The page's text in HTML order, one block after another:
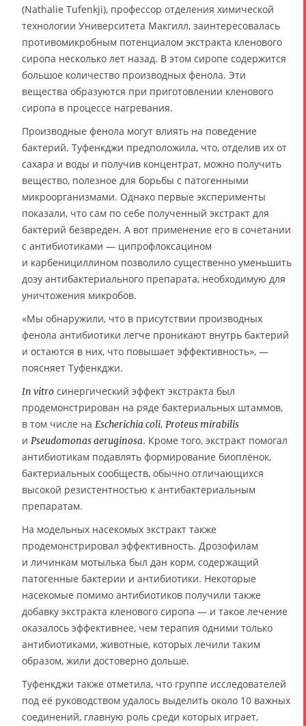
(Nathalie Tufenkji), профессор отделения химической
технологии Университета Макгилл, заинтересовалась
противомикробным потенциалом экстракта кленового
сиропа несколько лет назад. В этом сиропе содержится
большое количество производных фенола. Эти
вещества образуются при приготовлении кленового
сиропа в процессе нагревания.
Производные фенола могут влиять на поведение
бактерий. Туфенкджи предположила, что, отделив их от
сахара и воды и получив концентрат, можно получить
вещество, полезное для борьбы с патогенными
микроорганизмами. Однако первые эксперименты
показали, что сам по себе полученный экстракт для
бактерий безвреден. А вот применение его в сочетании
с антибиотиками — ципрофлоксацином
и карбенициллином позволило существенно уменьшить
дозу антибактериального препарата, необходимую для
уничтожения микробов.
«Мы обнаружили, что в присутствии производных
фенола антибиотики легче проникают внутрь бактерий
и остаются в них, что повышает эффективность», —
поясняет Туфенкджи.
In vitro синергический эффект экстракта был
продемонстрирован на ряде бактериальных штаммов,
в том числе на Escherichia coli, Proteus mirabilis
и Pseudomonas aeruginosa. Кроме того, экстракт помогал
антибиотикам подавлять формирование биоплёнок,
бактериальных сообществ, обычно отличающихся
высокой резистентностью к антибактериальным
препаратам.
На модельных насекомых экстракт также
продемонстрировал эффективность. Дрозофилам
и личинкам мотылька был дан корм, содержащий
патогенные бактерии и антибиотики. Некоторые
насекомые помимо антибиотиков получили также
добавку экстракта кленового сиропа — и такое лечение
оказалось эффективнее, чем терапия одними только
антибиотиками, животные, которых лечили таким
образом, жили достоверно дольше.
Туфенкджи также отметила, что группе исследователей
под её руководством удалось выделить около 10 важных
соединений, главную роль среди которых играет,